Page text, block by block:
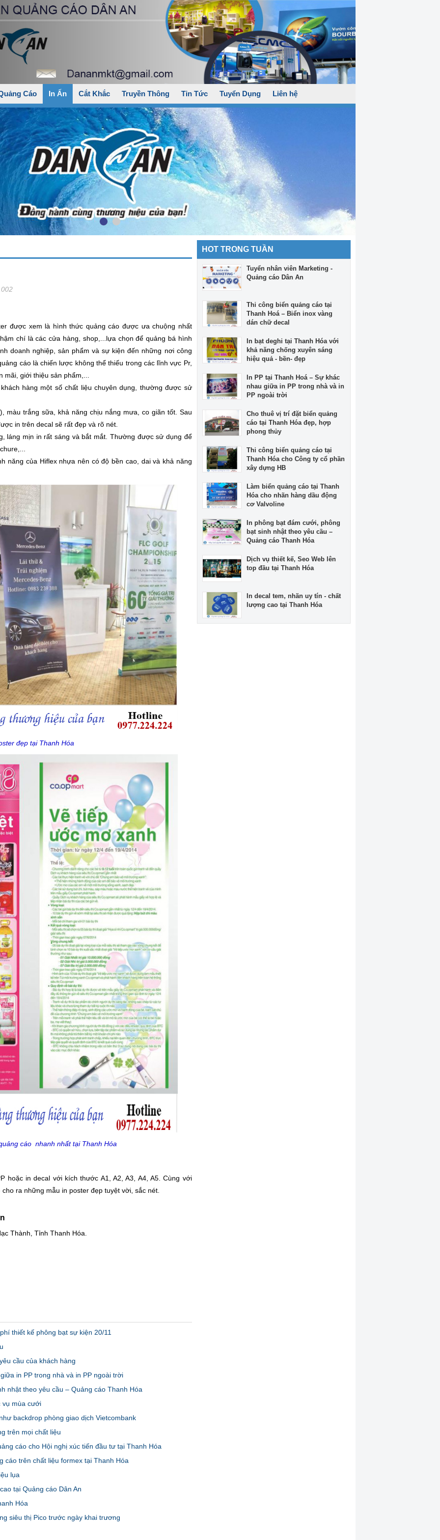
Cáo In Ấn Cắt Khắc Truyền Thông Tin Tức Tuyển Dụng Liên hệ
được xem là hình thức quảng cáo được ưa chuộng nhất
chí là các cửa hàng, shop,...lựa chọn để quảng bá hình
doanh nghiệp, sản phẩm và sự kiện đến những nơi công
cáo là chiến lược không thể thiếu trong các lĩnh vực Pr,
giới thiệu sản phẩm,...
hàng một số chất liệu chuyên dụng, thường được sử
màu trắng sữa, khả năng chịu nắng mưa, co giãn tốt. Sau
in trên decal sẽ rất đẹp và rõ nét.
láng mịn in rất sáng và bắt mắt. Thường được sử dụng để
năng của Hiflex nhựa nên có độ bền cao, dai và khả năng
đẹp tại Thanh Hóa
cáo nhanh nhất tại Thanh Hóa
hoặc in decal với kích thước A1, A2, A3, A4, A5. Cùng với
ra những mẫu in poster đẹp tuyệt vời, sắc nét.
Thành, Tỉnh Thanh Hóa.
thiết kế phông bạt sự kiện 20/11
cầu của khách hàng
in PP trong nhà và in PP ngoài trời
nhật theo yêu cầu – Quảng cáo Thanh Hóa
vụ mùa cưới
backdrop phòng giao dịch Vietcombank
trên mọi chất liệu
cáo cho Hội nghị xúc tiến đầu tư tại Thanh Hóa
cáo trên chất liệu formex tại Thanh Hóa
lụa
tại Quảng cáo Dân An
Hóa
siêu thị Pico trước ngày khai trương
HOT TRONG TUẦN
Tuyển nhân viên Marketing -
Quảng cáo Dân An
Thi công biển quảng cáo tại
Thanh Hoá – Biển inox vàng
dán chữ decal
In bạt deghi tại Thanh Hóa với
khả năng chống xuyên sáng
hiệu quả - bền- đẹp
In PP tại Thanh Hoá – Sự khác
nhau giữa in PP trong nhà và in
PP ngoài trời
Cho thuê vị trí đặt biển quảng
cáo tại Thanh Hóa đẹp, hợp
phong thủy
Thi công biển quảng cáo tại
Thanh Hóa cho Công ty cổ phần
xây dựng HB
Làm biển quảng cáo tại Thanh
Hóa cho nhãn hàng dầu động
cơ Valvoline
In phông bạt đám cưới, phông
bạt sinh nhật theo yêu cầu –
Quảng cáo Thanh Hóa
Dịch vụ thiết kế, Seo Web lên
top đầu tại Thanh Hóa
In decal tem, nhãn uy tín - chất
lượng cao tại Thanh Hóa